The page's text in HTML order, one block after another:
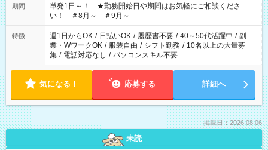
期間
単発1日～！ ★勤務開始日や期間はお気軽にご相談くださ
い！ ＃8月～ ＃9月～
特徴 週1日からOK / 日払いOK / 履歴書不要 / 40～50代活躍中 / 副
業・WワークOK / 服装自由 / シフト勤務 / 10名以上の大量募
集 / 電話対応なし / パソコンスキル不要
気になる！ 応募する 詳細へ
掲載日：2026.08.06
未読